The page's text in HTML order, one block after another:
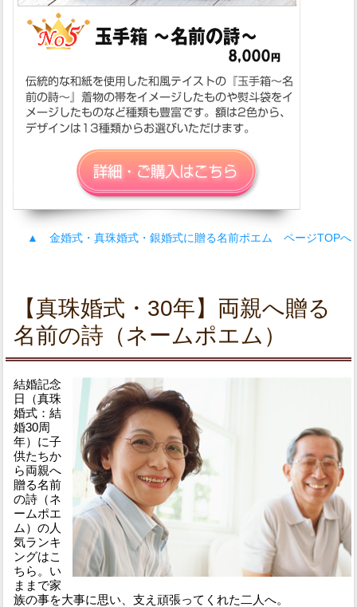
▲ 金婚式・真珠婚式・銀婚式に贈る名前ポエム ページTOPへ
【真珠婚式・30年】両親へ贈る
名前の詩（ネームポエム）
結婚記念
日（真珠
婚式：結
婚30周
年）に子
供たちか
ら両親へ
贈る名前
の詩（ネ
ームポエ
ム）の人
気ランキ
ングはこ
ちら。い
ままで家
族の事を大事に思い、支え頑張ってくれた二人へ。